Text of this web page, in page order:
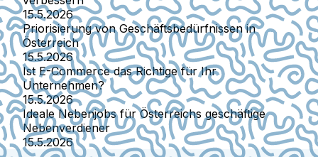
15.5.2026
Priorisierung von Geschäftsbedürfnissen in
Österreich
15.5.2026
Ist E-Commerce das Richtige für Ihr
Unternehmen?
15.5.2026
Ideale Nebenjobs für Österreichs geschäftige
Nebenverdiener
15.5.2026